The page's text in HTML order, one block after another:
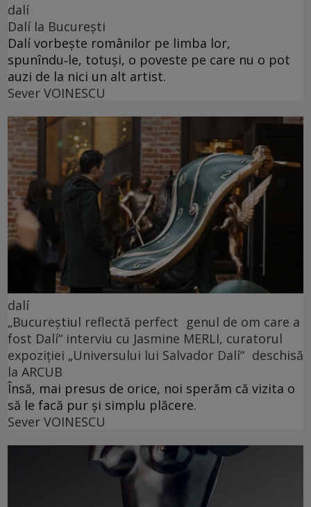
dalí
Dalí la București
Dalí vorbește românilor pe limba lor,
spunîndu‑le, totuși, o poveste pe care nu o pot
auzi de la nici un alt artist.
Sever VOINESCU
dalí
„Bucureștiul reflectă perfect genul de om care a
fost Dalí“ interviu cu Jasmine MERLI, curatorul
expoziției „Universului lui Salvador Dalí“ deschisă
la ARCUB
Însă, mai presus de orice, noi sperăm că vizita o
să le facă pur și simplu plăcere.
Sever VOINESCU